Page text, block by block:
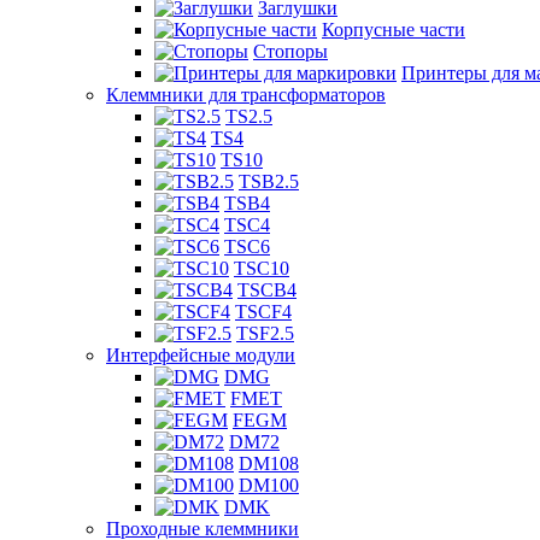
Заглушки
Корпусные части
Стопоры
Принтеры для
Клеммники для трансформаторов
TS2.5
TS4
TS10
TSB2.5
TSB4
TSC4
TSC6
TSC10
TSCB4
TSCF4
TSF2.5
Интерфейсные модули
DMG
FMET
FEGM
DM72
DM108
DM100
DMK
Проходные клеммники